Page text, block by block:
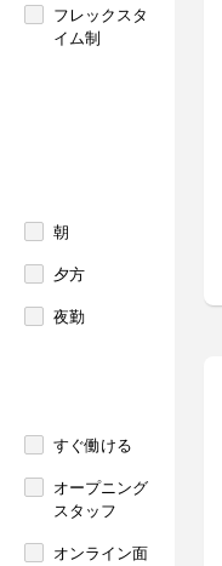
フレックスタ
イム制
朝
夕方
夜勤
すぐ働ける
オープニング
スタッフ
オンライン面